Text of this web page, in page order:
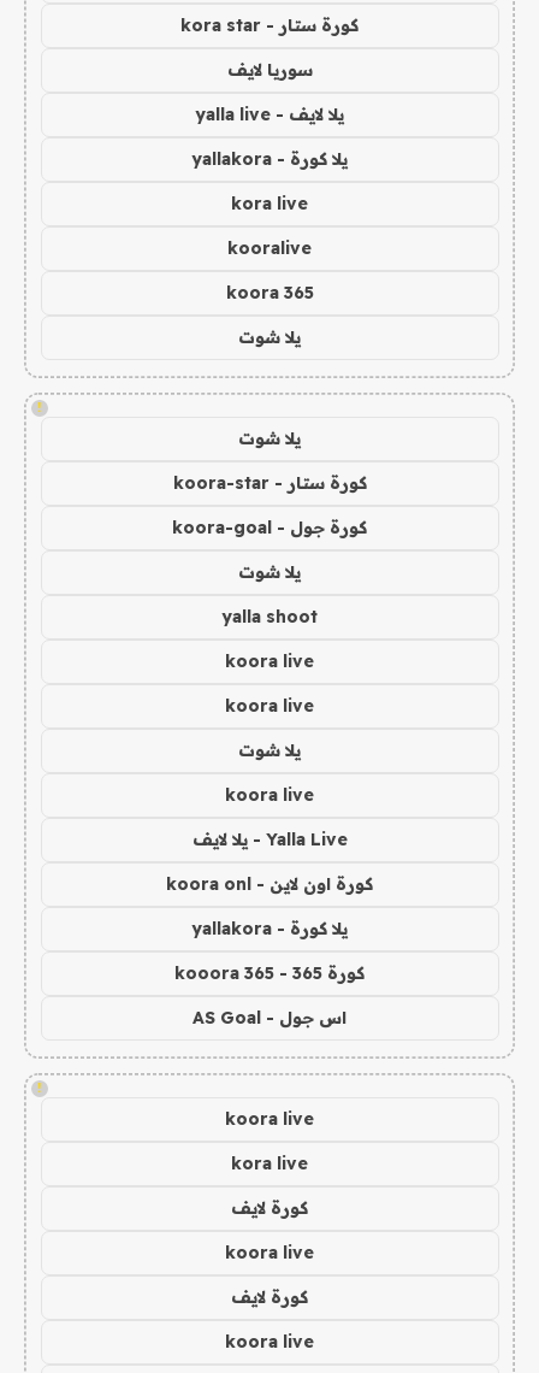
كورة ستار - kora star
سوريا لايف
يلا لايف - yalla live
يلا كورة - yallakora
kora live
kooralive
koora 365
يلا شوت
!
يلا شوت
كورة ستار - koora-star
كورة جول - koora-goal
يلا شوت
yalla shoot
koora live
koora live
يلا شوت
koora live
Yalla Live - يلا لايف
كورة اون لاين - koora onl
يلا كورة - yallakora
كورة 365 - kooora 365
اس جول - AS Goal
!
koora live
kora live
كورة لايف
koora live
كورة لايف
koora live